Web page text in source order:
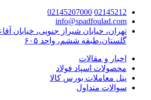
02145212
02145207000
info@spadfoulad.com
تهران، خیابان شیراز جنوبی، خیابان
گلستان،طبقه ششم، واحد ۶۰۵
اخبار و مقالات
محصولات اسپاد فولاد
پنل معاملات بورس کالا
سوالات متداول